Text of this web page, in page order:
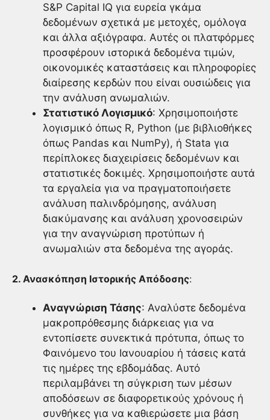
S&P Capital IQ για ευρεία γκάμα
δεδομένων σχετικά με μετοχές, ομόλογα
και άλλα αξιόγραφα. Αυτές οι πλατφόρμες
προσφέρουν ιστορικά δεδομένα τιμών,
οικονομικές καταστάσεις και πληροφορίες
διαίρεσης κερδών που είναι ουσιώδεις για
την ανάλυση ανωμαλιών.
Στατιστικό Λογισμικό: Χρησιμοποιήστε
λογισμικό όπως R, Python (με βιβλιοθήκες
όπως Pandas και NumPy), ή Stata για
περίπλοκες διαχειρίσεις δεδομένων και
στατιστικές δοκιμές. Χρησιμοποιήστε αυτά
τα εργαλεία για να πραγματοποιήσετε
ανάλυση παλινδρόμησης, ανάλυση
διακύμανσης και ανάλυση χρονοσειρών
για την αναγνώριση προτύπων ή
ανωμαλιών στα δεδομένα της αγοράς.
2. Ανασκόπηση Ιστορικής Απόδοσης:
Αναγνώριση Τάσης: Αναλύστε δεδομένα
μακροπρόθεσμης διάρκειας για να
εντοπίσετε συνεκτικά πρότυπα, όπως το
Φαινόμενο του Ιανουαρίου ή τάσεις κατά
τις ημέρες της εβδομάδας. Αυτό
περιλαμβάνει τη σύγκριση των μέσων
αποδόσεων σε διαφορετικούς χρόνους ή
συνθήκες για να καθιερώσετε μια βάση